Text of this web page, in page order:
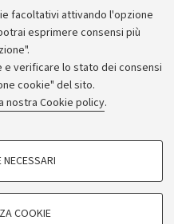
facoltativi attivando l'opzione
esprimere consensi più
verificare lo stato dei consensi
cookie" del sito.
nostra Cookie policy.
COOKIE
concorsi
trasparente
e accessibilità
accessibilità
legali
Cookie